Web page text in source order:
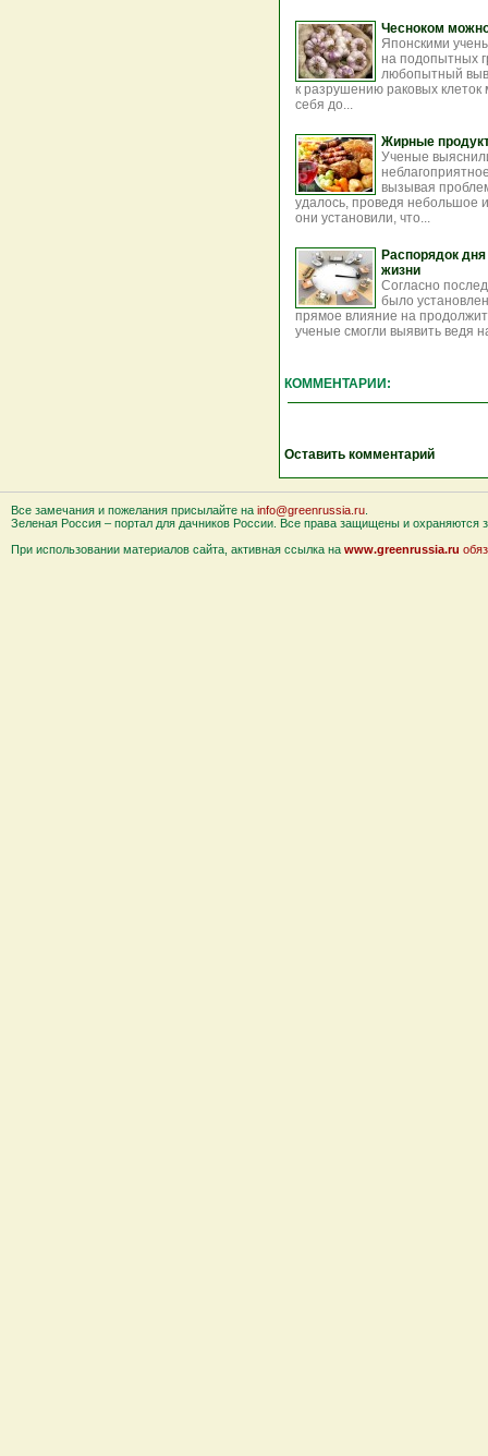
Чесноком
Японскими
на подопытных
любопытный
к разрушению раковых клеток
себя до...
Жирные
Ученые
вызывая
удалось, проведя небольшое
они установили, что...
Распорядок
жизни
Согласно
было
прямое влияние на
ученые смогли выявить ведя
КОММЕНТАРИИ:
Оставить комментарий
Все замечания и пожелания присылайте на info@greenrussia.ru
Зеленая Россия – портал для дачников России. Все права защищены и охраняются
При использовании материалов сайта, активная ссылка на www.greenrussia.ru